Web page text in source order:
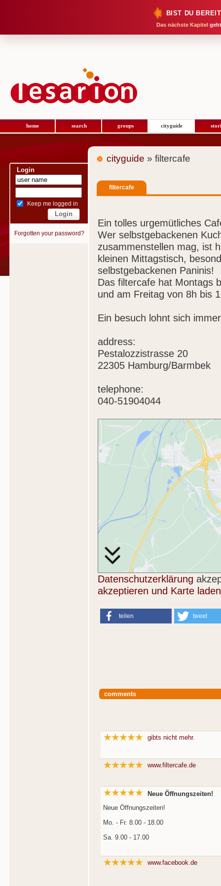
BIST DU
Das nächste Kapitel
home search groups cityguide
Login
Keep me logged in
Forgotten your password?
cityguide » filtercafe
filtercafe
Ein tolles urgemütliches
Wer selbstgebackenen
zusammenstellen mag, ist
kleinen Mittagstisch,
selbstgebackenen Paninis!
Das filtercafe hat Montags
und am Freitag von 8h bis
Ein besuch lohnt sich
address:
Pestalozzistrasse 20
22305 Hamburg/Barmbek
telephone:
040-51904044
Datenschutzerklärung
akzeptieren und Karte laden
teilen tweet
comments
gibts nicht mehr.
www.filtercafe.de
Neue Öffnungszeiten!
Neue Öffnungszeiten!
Mo. - Fr. 8.00 - 18.00
Sa. 9.00 - 17.00
www.facebook.de